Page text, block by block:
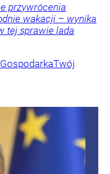
przywrócenia
wakacji – wynika
tej sprawie lada
GospodarkaTwój